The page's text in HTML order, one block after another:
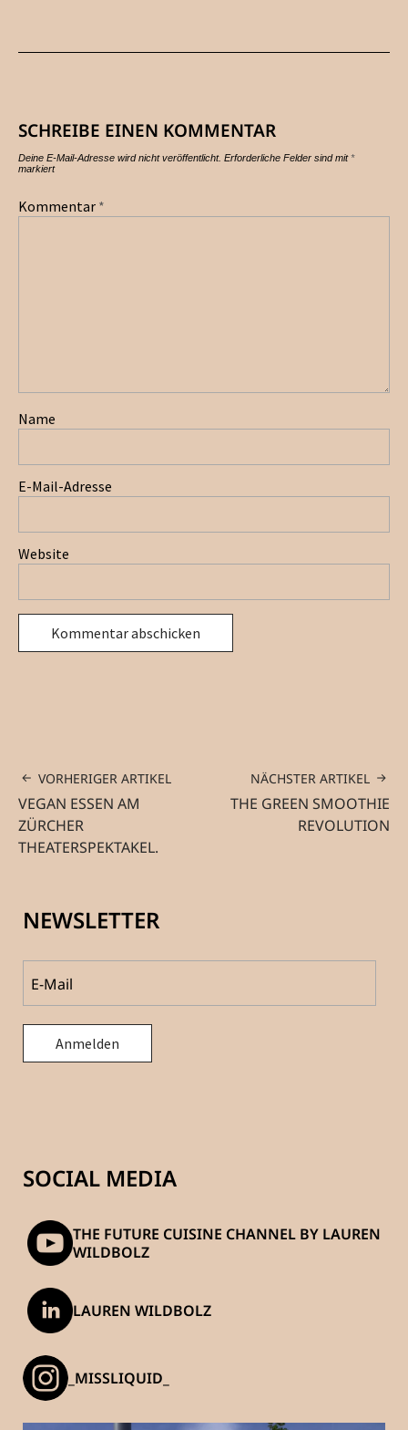
SCHREIBE EINEN KOMMENTAR
Deine E-Mail-Adresse wird nicht veröffentlicht. Erforderliche Felder sind mit*
markiert
Kommentar *
Name
E-Mail-Adresse
Website
VORHERIGER ARTIKEL
VEGAN ESSEN AM
ZÜRCHER
THEATERSPEKTAKEL.
NÄCHSTER ARTIKEL
THE GREEN SMOOTHIE
REVOLUTION
NEWSLETTER
SOCIAL MEDIA
THE FUTURE CUISINE CHANNEL BY LAUREN
WILDBOLZ
LAUREN WILDBOLZ
_MISSLIQUID_